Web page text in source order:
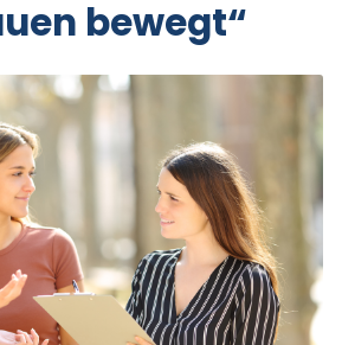
bewegt“